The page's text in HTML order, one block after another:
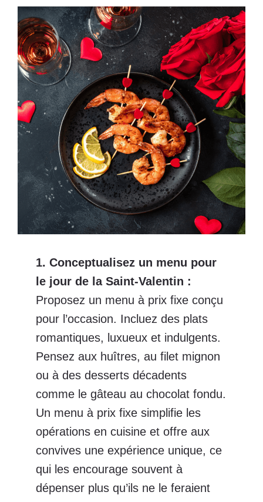
1. Conceptualisez un menu pour
le jour de la Saint-Valentin :
Proposez un menu à prix fixe conçu
pour l’occasion. Incluez des plats
romantiques, luxueux et indulgents.
Pensez aux huîtres, au filet mignon
ou à des desserts décadents
comme le gâteau au chocolat fondu.
Un menu à prix fixe simplifie les
opérations en cuisine et offre aux
convives une expérience unique, ce
qui les encourage souvent à
dépenser plus qu’ils ne le feraient